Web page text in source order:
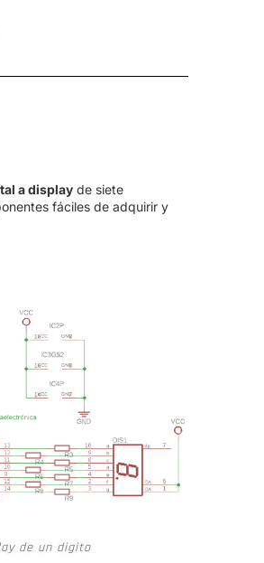
a displayde siete
fáciles de adquirir y
de un digito